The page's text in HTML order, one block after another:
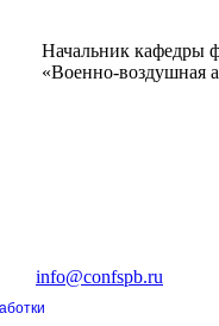
Начальник кафедры
«Военно-воздушная
info@confspb.ru